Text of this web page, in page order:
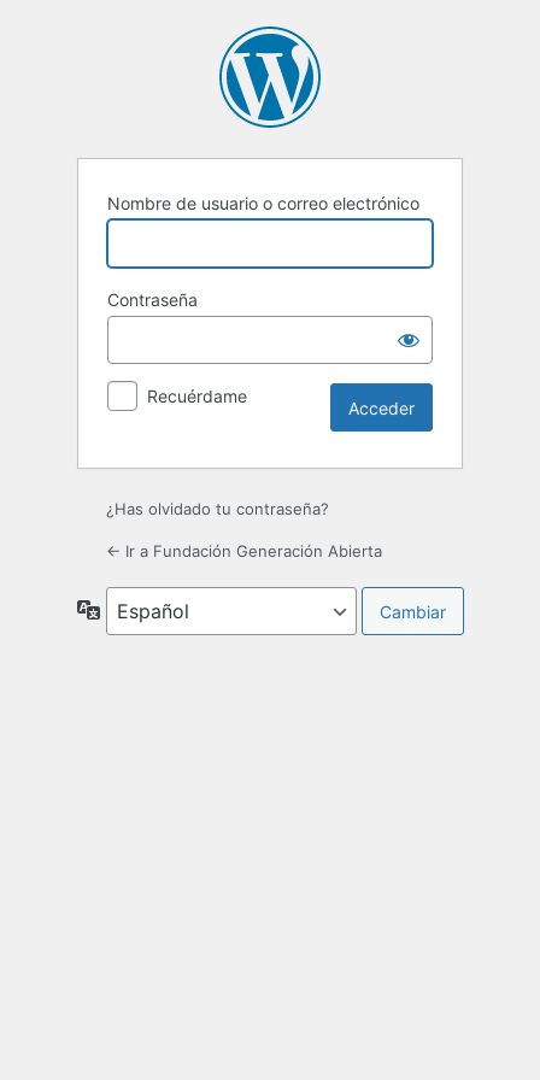
Nombre de usuario o correo electrónico
Contraseña
Recuérdame
¿Has olvidado tu contraseña?
← Ir a Fundación Generación Abierta
Idioma